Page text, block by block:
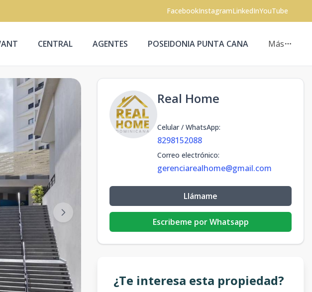
FacebookInstagramLinkedInYouTube
CENTRAL AGENTES POSEIDONIA PUNTA CANA Más
Real Home
Celular / WhatsApp:
8298152088
Correo electrónico:
gerenciarealhome@gmail.com
Llámame
Escribeme por Whatsapp
¿Te interesa esta propiedad?